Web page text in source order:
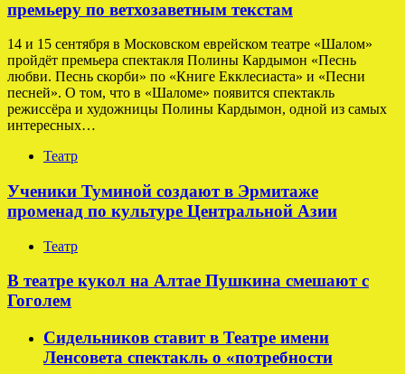
премьеру по ветхозаветным текстам
14 и 15 сентября в Московском еврейском театре «Шалом»
пройдёт премьера спектакля Полины Кардымон «Песнь
любви. Песнь скорби» по «Книге Екклесиаста» и «Песни
песней». О том, что в «Шаломе» появится спектакль
режиссёра и художницы Полины Кардымон, одной из самых
интересных…
Театр
Ученики Туминой создают в Эрмитаже
променад по культуре Центральной Азии
Театр
В театре кукол на Алтае Пушкина смешают с
Гоголем
Сидельников ставит в Театре имени
Ленсовета спектакль о «потребности